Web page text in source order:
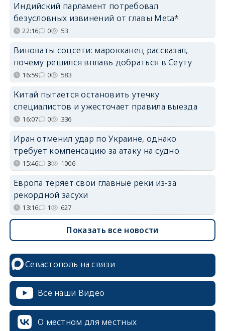
Индийский парламент потребовал
безусловных извинений от главы Meta*
22:16 0 53
Виноваты соцсети: марокканец рассказал,
почему решился вплавь добраться в Сеуту
16:59 0 583
Китай пытается остановить утечку
специалистов и ужесточает правила выезда
16:07 0 336
Иран отменил удар по Украине, однако
требует компенсацию за атаку на судно
15:46 3 1006
Европа теряет свои главные реки из-за
рекордной засухи
13:16 1 627
Показать все новости
Севастополь на связи
Все наши Видео
О местном для местных